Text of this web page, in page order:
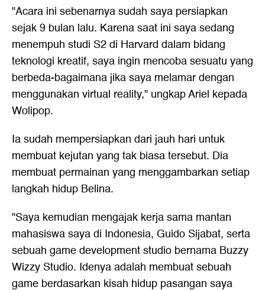
"Acara ini sebenarnya sudah saya persiapkan
sejak 9 bulan lalu. Karena saat ini saya sedang
menempuh studi S2 di Harvard dalam bidang
teknologi kreatif, saya ingin mencoba sesuatu yang
berbeda-bagaimana jika saya melamar dengan
menggunakan virtual reality," ungkap Ariel kepada
Wolipop.
Ia sudah mempersiapkan dari jauh hari untuk
membuat kejutan yang tak biasa tersebut. Dia
membuat permainan yang menggambarkan setiap
langkah hidup Belina.
"Saya kemudian mengajak kerja sama mantan
mahasiswa saya di Indonesia, Guido Sijabat, serta
sebuah game development studio bernama Buzzy
Wizzy Studio. Idenya adalah membuat sebuah
game berdasarkan kisah hidup pasangan saya